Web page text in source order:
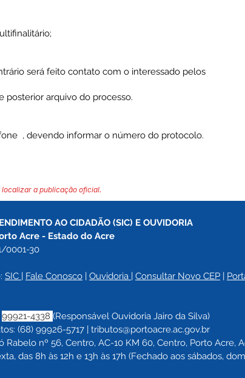
será feito contato com o interessado pelos
posterior arquivo do processo.
, devendo informar o número do protocolo.
a publicação oficial.
AO CIDADÃO (SIC) E OUVIDORIA
Acre - Estado do Acre
0001-30
SIC | Fale Conosco | Ouvidoria | Consultar Novo CEP |
99921-4338 (Responsável Ouvidoria Jairo da Silva)
(68) 99926-5717 | tributos@portoacre.ac.gov.br
Rabelo nº 56, Centro, AC-10 KM 60, Centro, Porto Acre,
das 8h às 12h e 13h às 17h (Fechado aos sábados,